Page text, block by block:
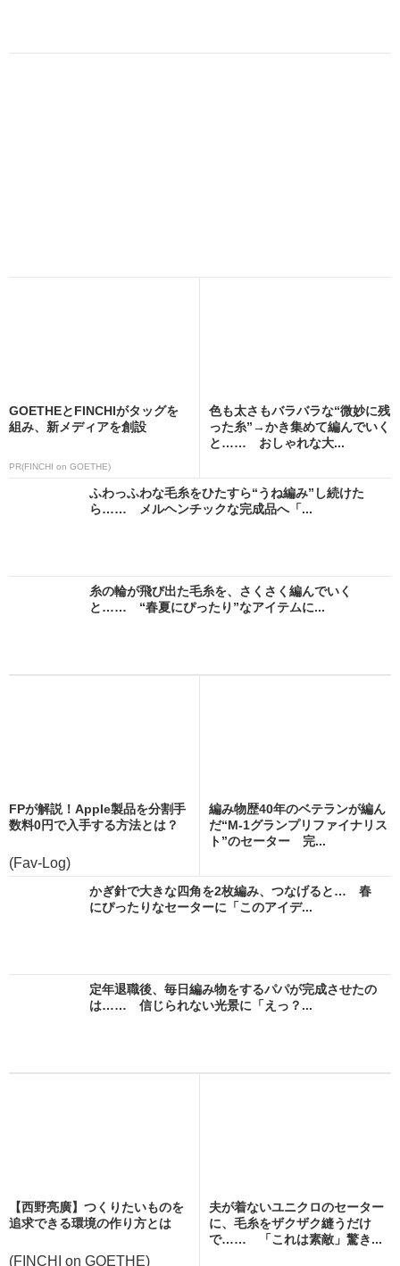
GOETHEとFINCHIがタッグを
組み、新メディアを創設
PR(FINCHI on GOETHE)
色も太さもバラバラな“微妙に残
った糸”→かき集めて編んでいく
と…… おしゃれな大...
ふわっふわな毛糸をひたすら“うね編み”し続けた
ら…… メルヘンチックな完成品へ「...
糸の輪が飛び出た毛糸を、さくさく編んでいく
と…… “春夏にぴったり”なアイテムに...
FPが解説！Apple製品を分割手
数料0円で入手する方法とは？
(Fav-Log)
編み物歴40年のベテランが編ん
だ“M-1グランプリファイナリス
ト”のセーター 完...
かぎ針で大きな四角を2枚編み、つなげると… 春
にぴったりなセーターに「このアイデ...
定年退職後、毎日編み物をするパパが完成させたの
は…… 信じられない光景に「えっ？...
【西野亮廣】つくりたいものを
追求できる環境の作り方とは
(FINCHI on GOETHE)
夫が着ないユニクロのセーター
に、毛糸をザクザク縫うだけ
で…… 「これは素敵」驚き...